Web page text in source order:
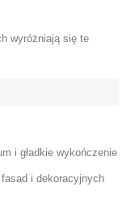
wyróżniają się te
i gładkie wykończenie
i dekoracyjnych